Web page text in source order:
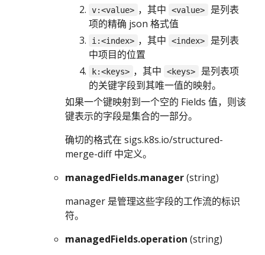
v:<value> ，其中 <value>
是列表
项的精确 json 格式值
i:<index> ，其中 <index>
是列表
中项目的位置
k:<keys> ，其中 <keys>
是列表项
的关键字段到其唯一值的映射。
如果一个键映射到一个空的 Fields 值，则该
键表示的字段是集合的一部分。
确切的格式在 sigs.k8s.io/structured-
merge-diff 中定义。
managedFields.manager(string)
manager 是管理这些字段的工作流的标识
符。
managedFields.operation (string)